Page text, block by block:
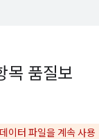
목 품질보
이터 파일을 계속 사용